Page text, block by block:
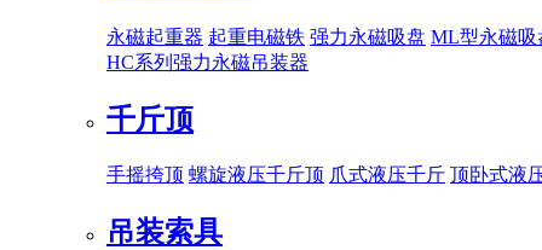
永磁起重器 起重电磁铁 强力永磁吸盘 ML型永磁吸
HC系列强力永磁吊装器
千斤顶
手摇挎顶 螺旋液压千斤顶 爪式液压千斤 顶卧式液
吊装索具